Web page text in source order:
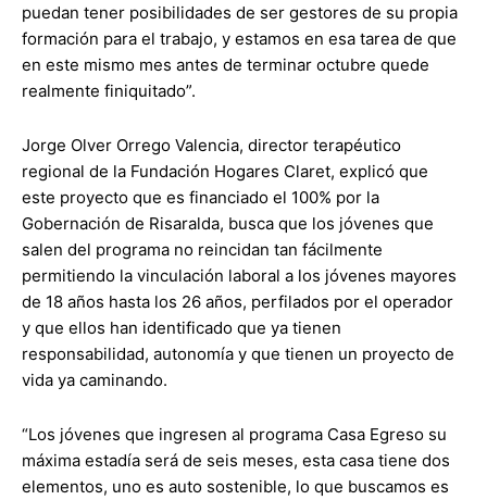
puedan tener posibilidades de ser gestores de su propia
formación para el trabajo, y estamos en esa tarea de que
en este mismo mes antes de terminar octubre quede
realmente finiquitado”.
Jorge Olver Orrego Valencia, director terapéutico
regional de la Fundación Hogares Claret, explicó que
este proyecto que es financiado el 100% por la
Gobernación de Risaralda, busca que los jóvenes que
salen del programa no reincidan tan fácilmente
permitiendo la vinculación laboral a los jóvenes mayores
de 18 años hasta los 26 años, perfilados por el operador
y que ellos han identificado que ya tienen
responsabilidad, autonomía y que tienen un proyecto de
vida ya caminando.
“Los jóvenes que ingresen al programa Casa Egreso su
máxima estadía será de seis meses, esta casa tiene dos
elementos, uno es auto sostenible, lo que buscamos es